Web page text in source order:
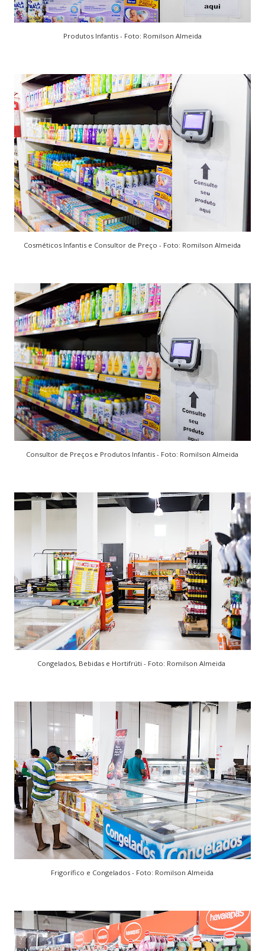
Produtos Infantis - Foto: Romilson Almeida
Cosméticos Infantis e Consultor de Preço - Foto: Romilson Almeida
Consultor de Preços e Produtos Infantis - Foto: Romilson Almeida
Congelados, Bebidas e Hortifrúti - Foto: Romilson Almeida
Frigorífico e Congelados - Foto: Romilson Almeida